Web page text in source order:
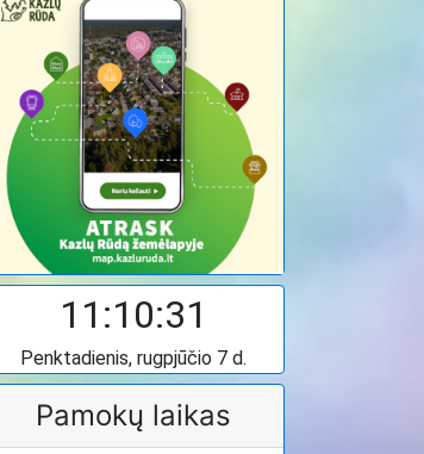
11:10:32
Penktadienis, rugpjūčio 7 d.
Pamokų laikas